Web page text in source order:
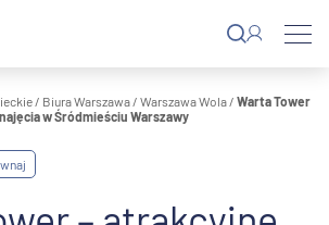
/ Biura Warszawa / Warszawa Wola / Warta Tower
w Śródmieściu Warszawy